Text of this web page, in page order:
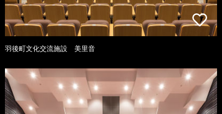
羽後町文化交流施設 美里音